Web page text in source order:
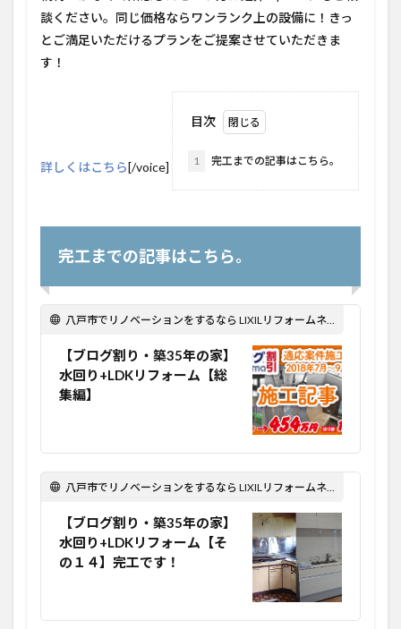
談ください。同じ価格ならワンランク上の設備に！きっ
とご満足いただけるプランをご提案させていただきま
す！
詳しくはこちら[/voice]
目次
1 完工までの記事はこちら。
完工までの記事はこちら。
八戸市でリノベーションをするなら LIXILリフォームネット Optima Reform！
【ブログ割り・築35年の家】
水回り+LDKリフォーム【総
集編】
八戸市でリノベーションをするなら LIXILリフォームネット Optima Reform！
【ブログ割り・築35年の家】
水回り+LDKリフォーム【そ
の１４】完工です！